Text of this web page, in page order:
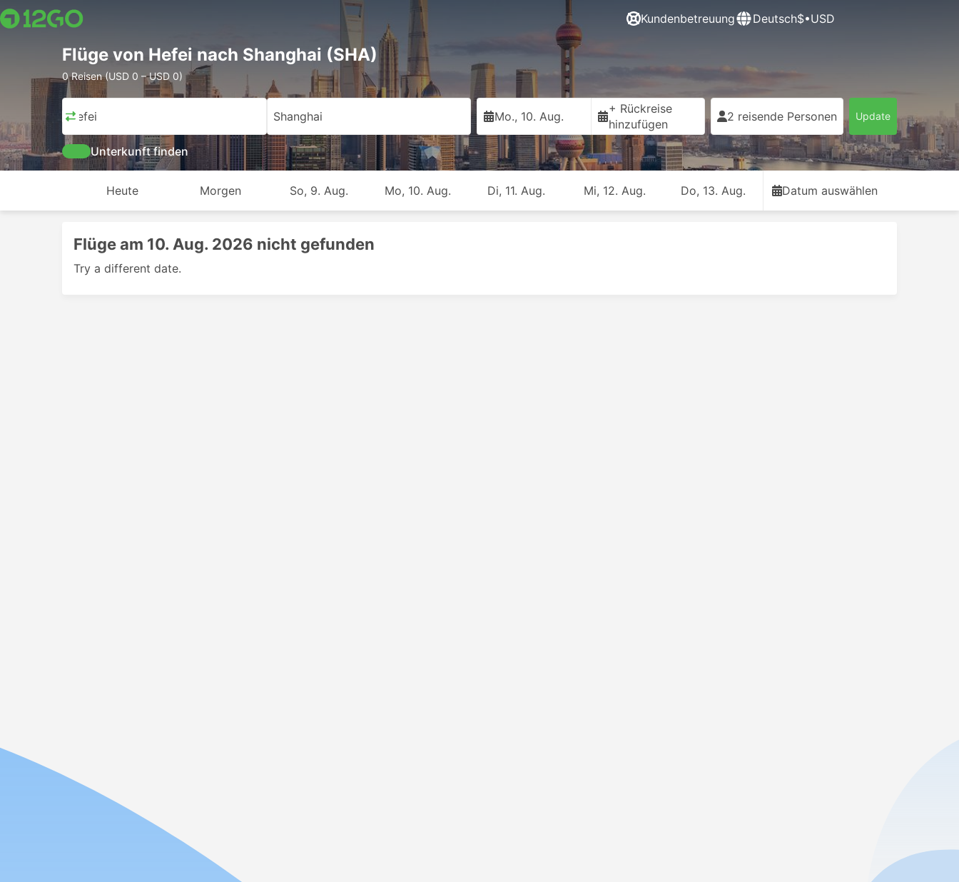
Kundenbetreuung Deutsch$•USD
Flüge von Hefei nach Shanghai (SHA)
0 Reisen (USD 0 – USD 0)
Hefei Shanghai Mo., 10. Aug.
+ Rückreise
hinzufügen
2 reisende Personen Update
Unterkunft finden
Heute Morgen So, 9. Aug. Mo, 10. Aug. Di, 11. Aug. Mi, 12. Aug. Do, 13. Aug. Datum auswählen
Flüge am 10. Aug. 2026 nicht gefunden
Try a different date.